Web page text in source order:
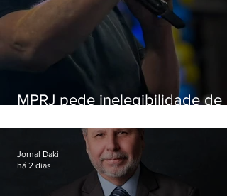
MPRJ pede inelegibilidade de
Jornal Daki
há 2 dias